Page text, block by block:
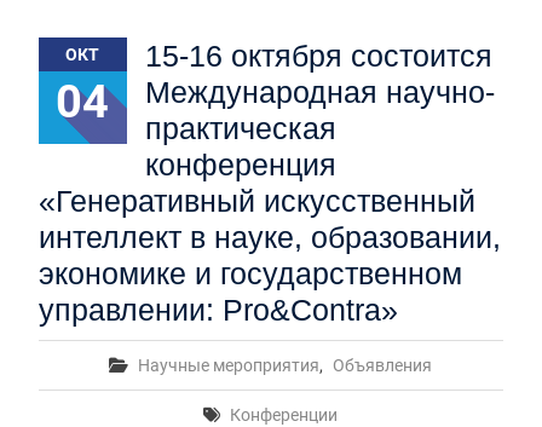
ОКТ
04
15-16 октября состоится
Международная научно-
практическая
конференция
«Генеративный искусственный
интеллект в науке, образовании,
экономике и государственном
управлении: Pro&Contra»
Научные мероприятия, Объявления
Конференции